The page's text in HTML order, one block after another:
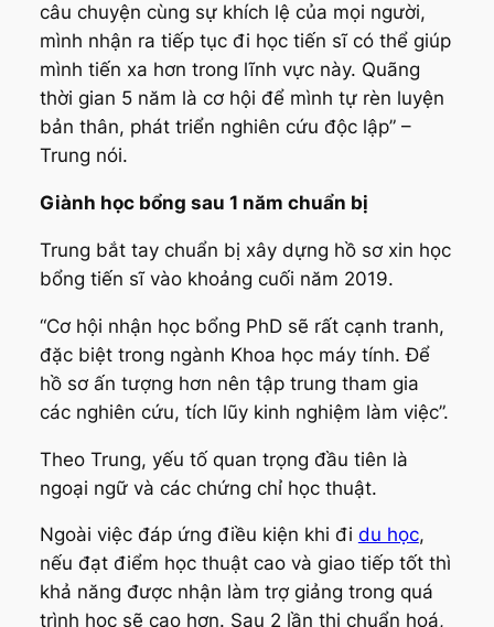
câu chuyện cùng sự khích lệ của mọi người,
mình nhận ra tiếp tục đi học tiến sĩ có thể giúp
mình tiến xa hơn trong lĩnh vực này. Quãng
thời gian 5 năm là cơ hội để mình tự rèn luyện
bản thân, phát triển nghiên cứu độc lập” –
Trung nói.
Giành học bổng sau 1 năm chuẩn bị
Trung bắt tay chuẩn bị xây dựng hồ sơ xin học
bổng tiến sĩ vào khoảng cuối năm 2019.
“Cơ hội nhận học bổng PhD sẽ rất cạnh tranh,
đặc biệt trong ngành Khoa học máy tính. Để
hồ sơ ấn tượng hơn nên tập trung tham gia
các nghiên cứu, tích lũy kinh nghiệm làm việc”.
Theo Trung, yếu tố quan trọng đầu tiên là
ngoại ngữ và các chứng chỉ học thuật.
Ngoài việc đáp ứng điều kiện khi đi du học,
nếu đạt điểm học thuật cao và giao tiếp tốt thì
khả năng được nhận làm trợ giảng trong quá
trình học sẽ cao hơn. Sau 2 lần thi chuẩn hoá,